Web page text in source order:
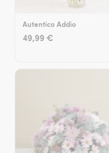
Autentico Addio
49,99 €